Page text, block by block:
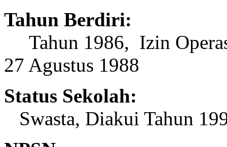
Tahun Berdiri:
Tahun 1986, Izin
27 Agustus 1988
Status Sekolah:
Swasta, Diakui Tahun